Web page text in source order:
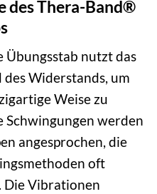
des Thera-Band®
nutzt das
Widerstands, um
Weise zu
werden
angesprochen, die
oft
Die Vibrationen